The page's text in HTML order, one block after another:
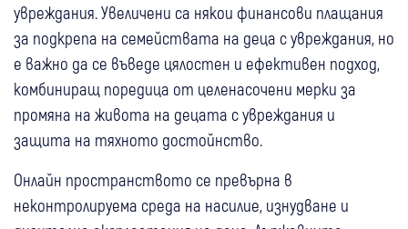
увреждания. Увеличени са някои финансови плащания
за подкрепа на семействата на деца с увреждания, но
е важно да се въведе цялостен и ефективен подход,
комбиниращ поредица от целенасочени мерки за
промяна на живота на децата с увреждания и
защита на тяхното достойнство.
Онлайн пространството се превърна в
неконтролируема среда на насилие, изнудване и